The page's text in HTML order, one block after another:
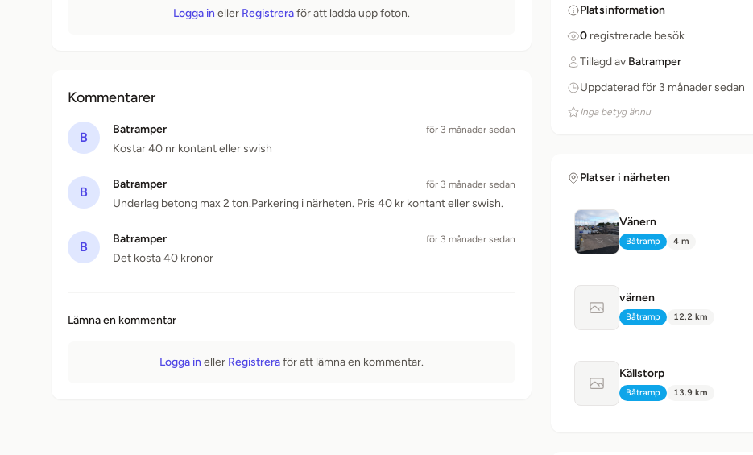
Logga in eller Registreraför att ladda upp foton.
Kommentarer
B
Batramper för 3 månader sedan
Kostar 40 nr kontant eller swish
B
Batramper för 3 månader sedan
Underlag betong max 2 ton.Parkering i närheten. Pris 40 kr kontant eller swish.
B
Batramper för 3 månader sedan
Det kosta 40 kronor
Lämna en kommentar
Logga in eller Registreraför att lämna en kommentar.
Platsinformation
0 registrerade besök
Tillagd av Batramper
Uppdaterad för 3 månader sedan
Inga betyg ännu
Platser i närheten
Vänern
Typ:
Båtramp Avstånd:
4 m
Ingen bild tillgänglig
värnen
Typ:
Båtramp Avstånd:
12.2 km
Ingen bild tillgänglig
Källstorp
Typ:
Båtramp Avstånd:
13.9 km